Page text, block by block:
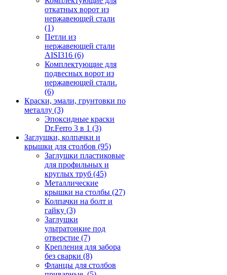
откатных ворот из
нержавеющей стали
(1)
Петли из
нержавеющей стали
AISI316 (6)
Комплектующие для
подвесных ворот из
нержавеющей стали.
(6)
Краски, эмали, грунтовки по
металлу (3)
Эпоксидные краски
Dr.Ferro 3 в 1 (3)
Заглушки, колпачки и
крышки для столбов (95)
Заглушки пластиковые
для профильных и
круглых труб (45)
Металлические
крышки на столбы (27)
Колпачки на болт и
гайку (3)
Заглушки
ультратонкие под
отверстие (7)
Крепления для забора
без сварки (8)
Фланцы для столбов